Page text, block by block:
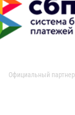
Официальный партнер